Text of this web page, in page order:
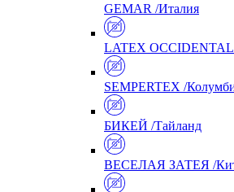
GEMAR /Италия
LATEX
SEMPERTEX /
БИКЕЙ /Тайланд
ВЕСЕЛАЯ ЗАТЕЯ /